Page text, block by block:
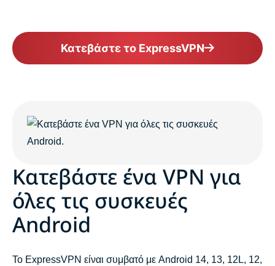
Κατεβάστε το ExpressVPN
Κατεβάστε ένα VPN για
όλες τις συσκευές
Android
Το ExpressVPN είναι συμβατό με Android 14, 13, 12L, 12,